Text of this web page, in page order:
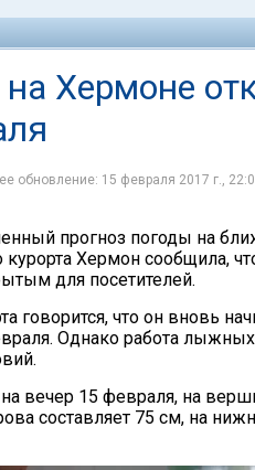
Хермоне
обновление: 15 февраля 2017 г.,
прогноз погоды на
Хермон сообщила,
для посетителей.
говорится, что он вновь
Однако работа лыжных
вечер 15 февраля, на
составляет 75 см, на